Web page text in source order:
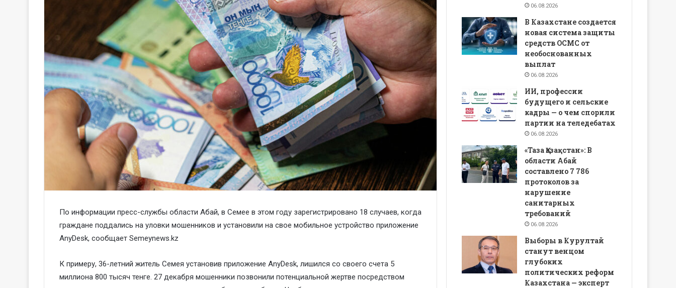
По информации пресс-службы области Абай, в Семее в этом году зарегистрировано 18 случаев, когда
граждане поддались на уловки мошенников и установили на свое мобильное устройство приложение
AnyDesk, сообщает Semeynews.kz
К примеру, 36-летний житель Семея установив приложение AnyDesk, лишился со своего счета 5
миллиона 800 тысяч тенге. 27 декабря мошенники позвонили потенциальной жертве посредством
06.08.2026
В Казахстане создается
новая система защиты
средств ОСМС от
необоснованных
выплат
06.08.2026
ИИ, профессии
будущего и сельские
кадры — о чем спорили
партии на теледебатах
06.08.2026
«Таза Қазақстан»: В
области Абай
составлено 7 786
протоколов за
нарушение
санитарных
требований
06.08.2026
Выборы в Курултай
станут венцом
глубоких
политических реформ
Казахстана — эксперт